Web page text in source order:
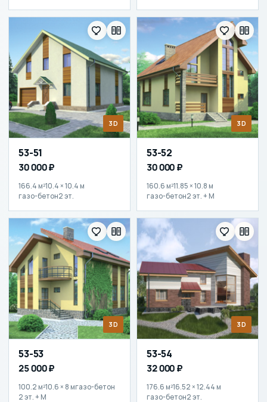
3D
53-51
30 000 ₽
166.4 м²10.4 × 10.4 м
газо-бетон2 эт.
3D
53-52
30 000 ₽
160.6 м²11.85 × 10.8 м
газо-бетон2 эт. + М
3D
53-53
25 000 ₽
100.2 м²10.6 × 8 мгазо-бетон
2 эт. + М
3D
53-54
32 000 ₽
176.6 м²16.52 × 12.44 м
газо-бетон2 эт.